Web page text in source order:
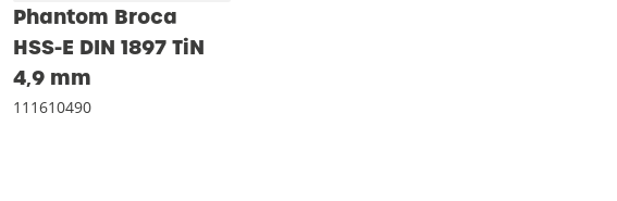
Phantom Broca
HSS-E DIN 1897 TiN
4‚9 mm
111610490